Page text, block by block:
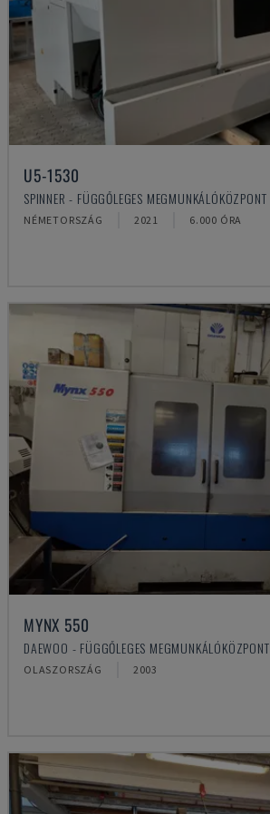
U5-1530
SPINNER - FÜGGŐLEGES MEGMUNKÁLÓKÖZPONT
NÉMETORSZÁG 2021 6.000 ÓRA
MYNX 550
DAEWOO - FÜGGŐLEGES MEGMUNKÁLÓKÖZPONT
OLASZORSZÁG 2003